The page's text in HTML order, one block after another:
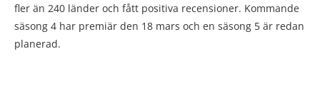
fler än 240 länder och fått positiva recensioner. Kommande
säsong 4 har premiär den 18 mars och en säsong 5 är redan
planerad.